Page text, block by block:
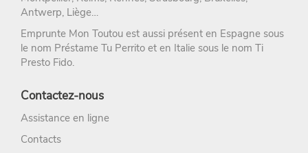
Antwerp, Liège…
Emprunte Mon Toutou est aussi présent en Espagne sous
le nom Préstame Tu Perrito et en Italie sous le nom Ti
Presto Fido.
Contactez-nous
Assistance en ligne
Contacts